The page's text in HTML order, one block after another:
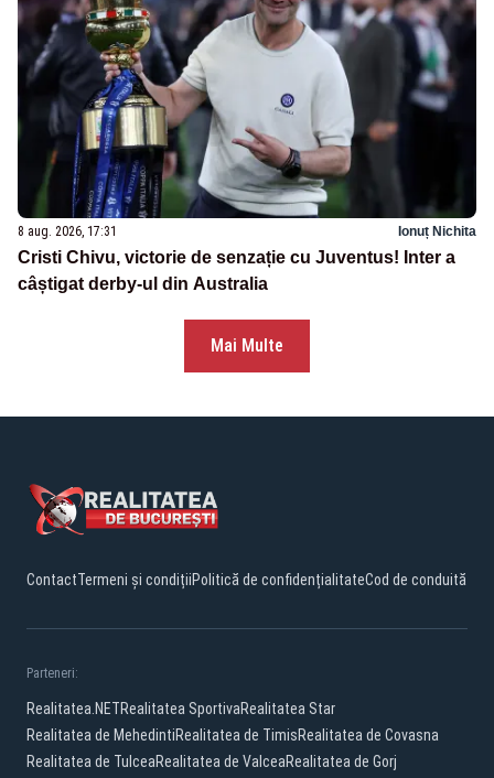
8 aug. 2026, 17:31 Ionuț Nichita
Cristi Chivu, victorie de senzație cu Juventus! Inter a
câștigat derby-ul din Australia
Mai Multe
ContactTermeni și condițiiPolitică de confidențialitateCod de conduită
Parteneri:
Realitatea.NETRealitatea SportivaRealitatea Star
Realitatea de MehedintiRealitatea de TimisRealitatea de Covasna
Realitatea de TulceaRealitatea de ValceaRealitatea de Gorj